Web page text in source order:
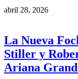
abril 28, 2026
La Nueva
Stiller y
Ariana